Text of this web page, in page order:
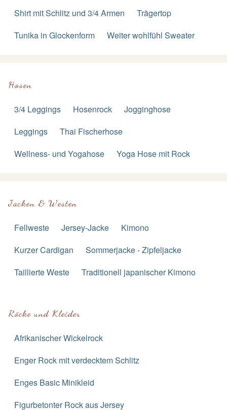
Shirt mit Schlitz und 3/4 Armen
Trägertop
Tunika in Glockenform
Weiter wohlfühl Sweater
Hosen
3/4 Leggings Hosenrock
Jogginghose
Leggings
Thai Fischerhose
Wellness- und Yogahose
Yoga Hose mit Rock
Jacken & Westen
Fellweste Jersey-Jacke
Kimono
Kurzer Cardigan
Sommerjacke - Zipfeljacke
Taillierte Weste
Traditionell japanischer Kimono
Röcke und Kleider
Afrikanischer Wickelrock
Enger Rock mit verdecktem Schlitz
Enges Basic Minikleid
Figurbetonter Rock aus Jersey